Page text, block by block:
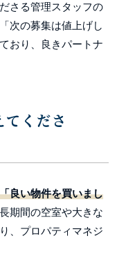
さる管理スタッフの
次の募集は値上げし
おり、良きパートナ
くださ
良い物件を買いまし
期間の空室や大きな
、プロパティマネジ